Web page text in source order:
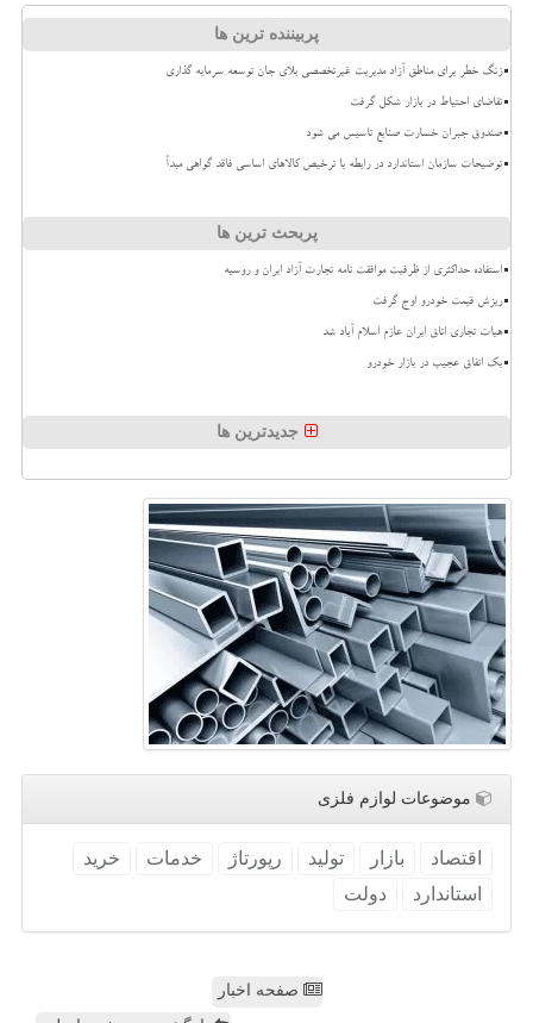
پربیننده ترین ها
زنگ خطر برای مناطق آزاد مدیریت غیرتخصصی بلای جان توسعه سرمایه گذاری
تقاضای احتیاط در بازار شکل گرفت
صندوق جبران خسارت صنایع تاسیس می شود
توضیحات سازمان استاندارد در رابطه با ترخیص کالاهای اساسی فاقد گواهی مبدأ
پربحث ترین ها
استفاده حداکثری از ظرفیت موافقت نامه تجارت آزاد ایران و روسیه
ریزش قیمت خودرو اوج گرفت
هیات تجاری اتاق ایران عازم اسلام آباد شد
بک اتفاق عجیب در بازار خودرو
جدیدترین ها
موضوعات لوازم فلزی
اقتصاد بازار تولید رپورتاژ خدمات
خرید
استاندارد
دولت
صفحه اخبار